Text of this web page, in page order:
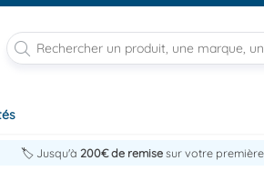
🏷️ Jusqu'à 200€ de remisesur votre